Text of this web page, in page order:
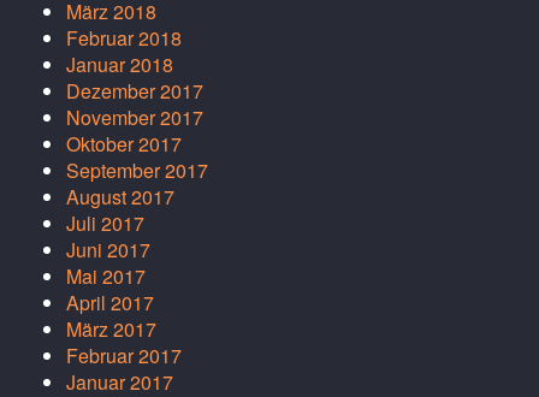
März 2018
Februar 2018
Januar 2018
Dezember 2017
November 2017
Oktober 2017
September 2017
August 2017
Juli 2017
Juni 2017
Mai 2017
April 2017
März 2017
Februar 2017
Januar 2017